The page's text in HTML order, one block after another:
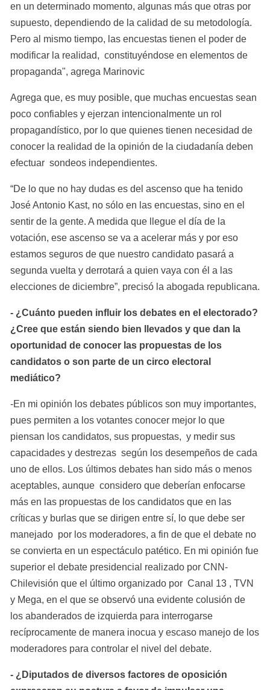
en un determinado momento, algunas más que otras por
supuesto, dependiendo de la calidad de su metodología.
Pero al mismo tiempo, las encuestas tienen el poder de
modificar la realidad,  constituyéndose en elementos de
propaganda", agrega Marinovic
Agrega que, es muy posible, que muchas encuestas sean
poco confiables y ejerzan intencionalmente un rol
propagandístico, por lo que quienes tienen necesidad de
conocer la realidad de la opinión de la ciudadanía deben
efectuar  sondeos independientes.
“De lo que no hay dudas es del ascenso que ha tenido
José Antonio Kast, no sólo en las encuestas, sino en el
sentir de la gente. A medida que llegue el día de la
votación, ese ascenso se va a acelerar más y por eso
estamos seguros de que nuestro candidato pasará a
segunda vuelta y derrotará a quien vaya con él a las
elecciones de diciembre”, precisó la abogada republicana.
- ¿Cuánto pueden influir los debates en el electorado?
¿Cree que están siendo bien llevados y que dan la
oportunidad de conocer las propuestas de los
candidatos o son parte de un circo electoral
mediático?
-En mi opinión los debates públicos son muy importantes,
pues permiten a los votantes conocer mejor lo que
piensan los candidatos, sus propuestas,  y medir sus
capacidades y destrezas  según los desempeños de cada
uno de ellos. Los últimos debates han sido más o menos
aceptables, aunque  considero que deberían enfocarse
más en las propuestas de los candidatos que en las
críticas y burlas que se dirigen entre sí, lo que debe ser
manejado  por los moderadores, a fin de que el debate no
se convierta en un espectáculo patético. En mi opinión fue
superior el debate presidencial realizado por CNN-
Chilevisión que el último organizado por  Canal 13 , TVN
y Mega, en el que se observó una evidente colusión de
los abanderados de izquierda para interrogarse
recíprocamente de manera inocua y escaso manejo de los
moderadores para controlar el nivel del debate.
- ¿Diputados de diversos factores de oposición